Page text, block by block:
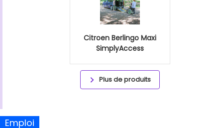
Citroen Berlingo Maxi
SimplyAccess
Plus de produits
Emploi